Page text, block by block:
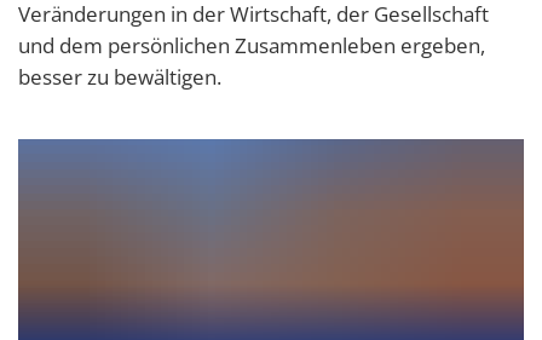
Veränderungen in der Wirtschaft, der Gesellschaft
und dem persönlichen Zusammenleben ergeben,
besser zu bewältigen.